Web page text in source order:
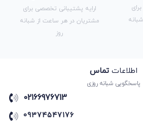
ارایه پشتیبانی تخصصی برای
مشتریان در هر ساعت از شبانه
روز
اطلاعات تماس
پاسخگویی شبانه روزی
02166976713
09374547176